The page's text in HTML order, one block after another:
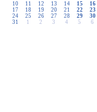
10
11 12 13 14 15
16
17
18 19 20 21 22
23
24
25 26 27 28 29
30
31
1 2 3 4 5 6